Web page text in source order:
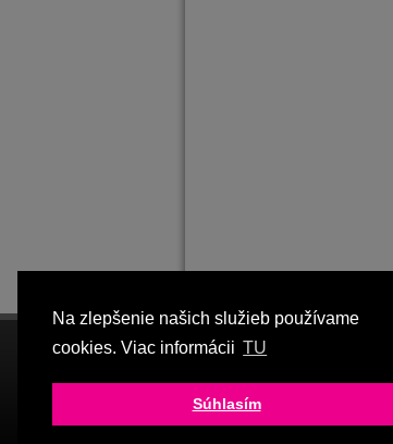
Na zlepšenie našich služieb používame
cookies. Viac informácii TU
Súhlasím
FQ Blog